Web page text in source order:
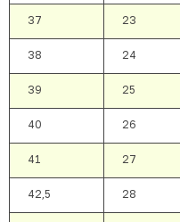
37 23
38 24
39 25
40 26
41 27
42,5 28